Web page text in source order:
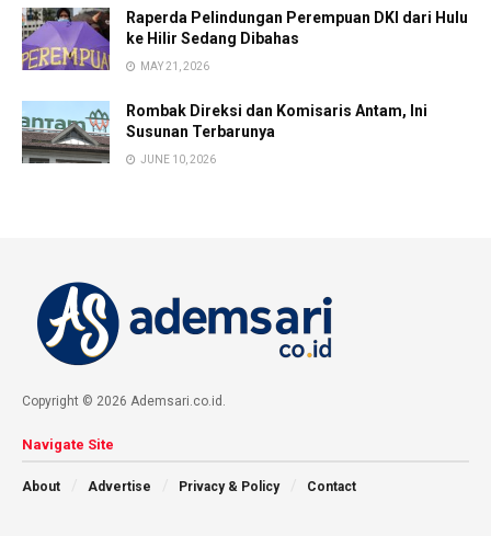
Raperda Pelindungan Perempuan DKI dari Hulu
ke Hilir Sedang Dibahas
MAY 21, 2026
Rombak Direksi dan Komisaris Antam, Ini
Susunan Terbarunya
JUNE 10, 2026
Copyright © 2026 Ademsari.co.id.
Navigate Site
About Advertise Privacy & Policy Contact